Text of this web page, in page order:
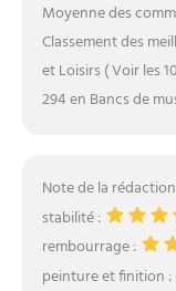
Moyenne des
Classement des
et Loisirs ( Voir les
294 en Bancs de
Note de la
stabilité :
rembourrage :
peinture et finition :